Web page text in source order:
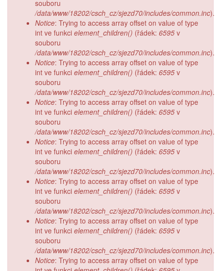
souboru
/data/www/18202/csch_cz/sjezd70/includes/common.inc).
Notice: Trying to access array offset on value of type
int ve funkci element_children() (řádek: 6595 v
souboru
/data/www/18202/csch_cz/sjezd70/includes/common.inc).
Notice: Trying to access array offset on value of type
int ve funkci element_children() (řádek: 6595 v
souboru
/data/www/18202/csch_cz/sjezd70/includes/common.inc).
Notice: Trying to access array offset on value of type
int ve funkci element_children() (řádek: 6595 v
souboru
/data/www/18202/csch_cz/sjezd70/includes/common.inc).
Notice: Trying to access array offset on value of type
int ve funkci element_children() (řádek: 6595 v
souboru
/data/www/18202/csch_cz/sjezd70/includes/common.inc).
Notice: Trying to access array offset on value of type
int ve funkci element_children() (řádek: 6595 v
souboru
/data/www/18202/csch_cz/sjezd70/includes/common.inc).
Notice: Trying to access array offset on value of type
int ve funkci element_children() (řádek: 6595 v
souboru
/data/www/18202/csch_cz/sjezd70/includes/common.inc).
Notice: Trying to access array offset on value of type